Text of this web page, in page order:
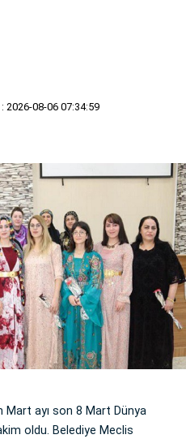
2026-08-06 07:34:59
Mart ayı son 8 Mart Dünya
oldu. Belediye Meclis